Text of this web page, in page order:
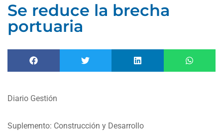
Se reduce la brecha
portuaria
Diario Gestión
Suplemento: Construcción y Desarrollo